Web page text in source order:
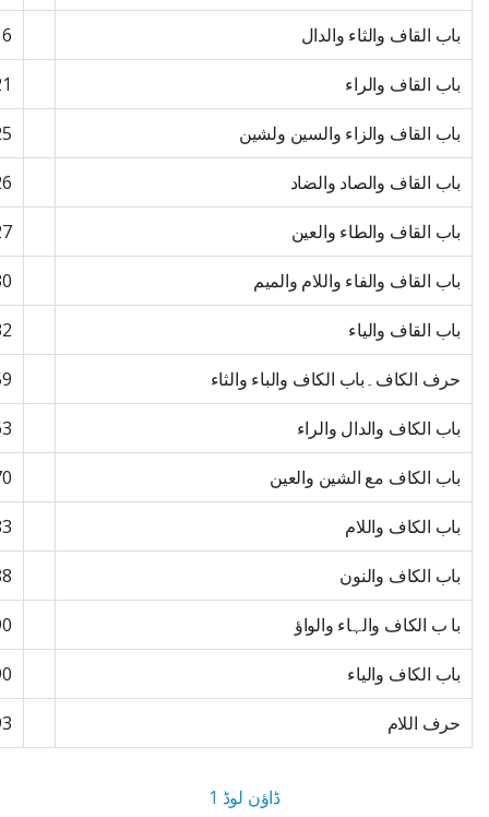
باب القاف والثاء والدال
باب القاف والراء
باب القاف والزاء والسین ولشین
باب القاف والصاد والضاد
باب القاف والطاء والعین
باب القاف والفاء واللام والمیم
باب القاف والیاء
حرف الکاف۔باب الکاف والباء والثاء
باب الکاف والدال والراء
باب الکاف مع الشین والعین
باب الکاف واللام
باب الکاف والنون
با ب الکاف والہاء والواؤ
باب الکاف والیاء
حرف اللام
ڈاؤن لوڈ 1